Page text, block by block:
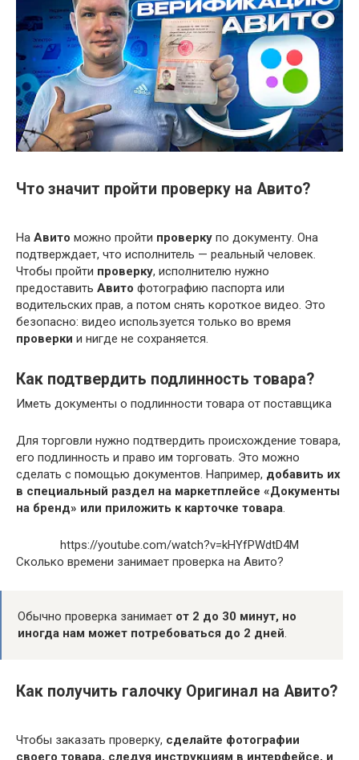
Что значит пройти проверку на Авито?
На Авито можно пройти проверку по документу. Она
подтверждает, что исполнитель — реальный человек.
Чтобы пройти проверку, исполнителю нужно
предоставить Авито фотографию паспорта или
водительских прав, а потом снять короткое видео. Это
безопасно: видео используется только во время
проверки и нигде не сохраняется.
Как подтвердить подлинность товара?
Иметь документы о подлинности товара от поставщика
Для торговли нужно подтвердить происхождение товара,
его подлинность и право им торговать. Это можно
сделать с помощью документов. Например, добавить их
в специальный раздел на маркетплейсе «Документы
на бренд» или приложить к карточке товара.
https://youtube.com/watch?v=kHYfPWdtD4M
Сколько времени занимает проверка на Авито?
Обычно проверка занимает от 2 до 30 минут, но
иногда нам может потребоваться до 2 дней.
Как получить галочку Оригинал на Авито?
Чтобы заказать проверку, сделайте фотографии
своего товара, следуя инструкциям в интерфейсе, и